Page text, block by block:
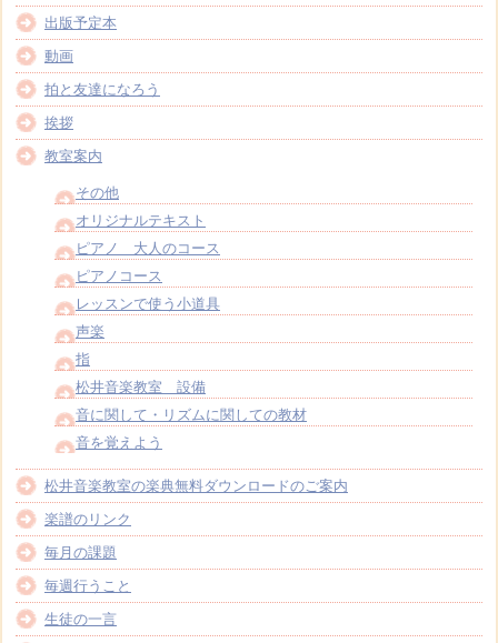
出版予定本
動画
拍と友達になろう
挨拶
教室案内
その他
オリジナルテキスト
ピアノ 大人のコース
ピアノコース
レッスンで使う小道具
声楽
指
松井音楽教室 設備
音に関して・リズムに関しての教材
音を覚えよう
松井音楽教室の楽典無料ダウンロードのご案内
楽譜のリンク
毎月の課題
毎週行うこと
生徒の一言